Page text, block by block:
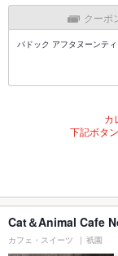
クーポ
パドック アフタヌーンテ
カ
下記ボタ
Cat＆Animal Cafe
カフェ・スイーツ 祇園